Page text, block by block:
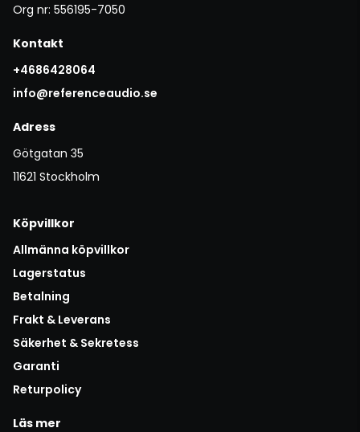
Org nr: 556195-7050
Kontakt
+4686428064
info@referenceaudio.se
Adress
Götgatan 35
11621 Stockholm
Köpvillkor
Allmänna köpvillkor
Lagerstatus
Betalning
Frakt & Leverans
Säkerhet & Sekretess
Garanti
Returpolicy
Läs mer